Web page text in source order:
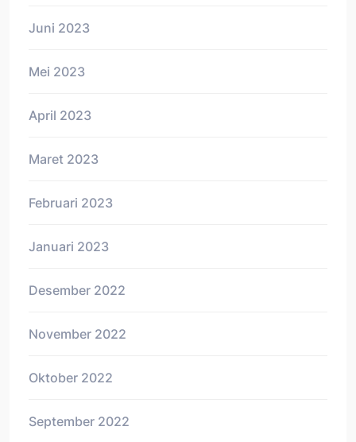
Juni 2023
Mei 2023
April 2023
Maret 2023
Februari 2023
Januari 2023
Desember 2022
November 2022
Oktober 2022
September 2022